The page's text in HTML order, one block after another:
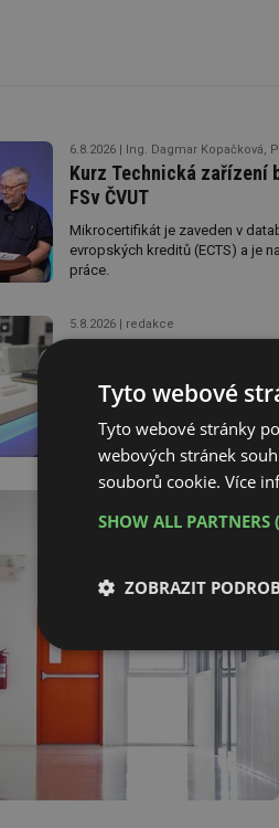
6.8.2026 Ing. Dagmar Kopačková,
Kurz Technická zařízení
FSv ČVUT
Mikrocertifikát je zaveden v
evropských kreditů (ECTS) a je
práce.
5.8.2026 redakce
Co zaujalo architekta na
budovy, smart home
Tyto webové
Tyto webové stránky
webových stránek
souborů cookie. Více
SHOW ALL PARTNERS
ZOBRAZIT
Nezbytně nutné
soubory